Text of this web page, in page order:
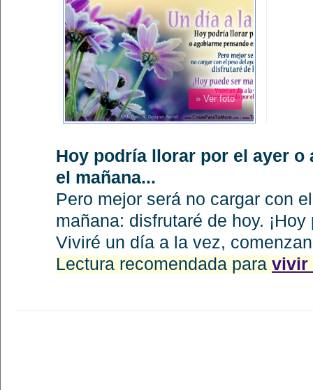
» Ver foto
Hoy podría llorar por el ayer o
el mañana...
Pero mejor será no cargar con
mañana: disfrutaré de hoy.
Viviré un día a la vez,
Lectura recomendada para vivir